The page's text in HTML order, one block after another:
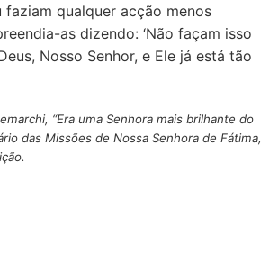
faziam qualquer acção menos
as dizendo: ‘Não façam isso
Nosso Senhor, e Ele já está tão
“Era uma Senhora mais brilhante do
das Missões de Nossa Senhora de Fátima,